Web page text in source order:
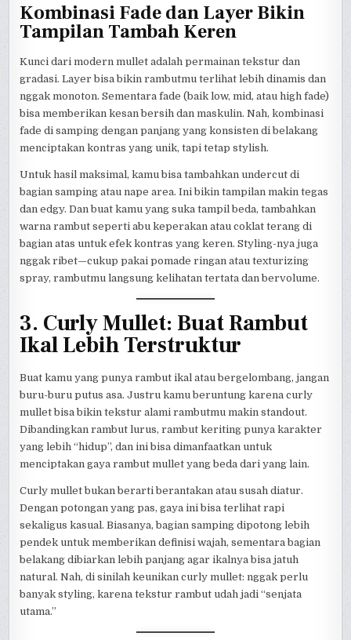
Kombinasi Fade dan Layer Bikin
Tampilan Tambah Keren
Kunci dari modern mullet adalah permainan tekstur dan
gradasi. Layer bisa bikin rambutmu terlihat lebih dinamis dan
nggak monoton. Sementara fade (baik low, mid, atau high fade)
bisa memberikan kesan bersih dan maskulin. Nah, kombinasi
fade di samping dengan panjang yang konsisten di belakang
menciptakan kontras yang unik, tapi tetap stylish.
Untuk hasil maksimal, kamu bisa tambahkan undercut di
bagian samping atau nape area. Ini bikin tampilan makin tegas
dan edgy. Dan buat kamu yang suka tampil beda, tambahkan
warna rambut seperti abu keperakan atau coklat terang di
bagian atas untuk efek kontras yang keren. Styling-nya juga
nggak ribet—cukup pakai pomade ringan atau texturizing
spray, rambutmu langsung kelihatan tertata dan bervolume.
3. Curly Mullet: Buat Rambut
Ikal Lebih Terstruktur
Buat kamu yang punya rambut ikal atau bergelombang, jangan
buru-buru putus asa. Justru kamu beruntung karena curly
mullet bisa bikin tekstur alami rambutmu makin standout.
Dibandingkan rambut lurus, rambut keriting punya karakter
yang lebih “hidup”, dan ini bisa dimanfaatkan untuk
menciptakan gaya rambut mullet yang beda dari yang lain.
Curly mullet bukan berarti berantakan atau susah diatur.
Dengan potongan yang pas, gaya ini bisa terlihat rapi
sekaligus kasual. Biasanya, bagian samping dipotong lebih
pendek untuk memberikan definisi wajah, sementara bagian
belakang dibiarkan lebih panjang agar ikalnya bisa jatuh
natural. Nah, di sinilah keunikan curly mullet: nggak perlu
banyak styling, karena tekstur rambut udah jadi “senjata
utama.”